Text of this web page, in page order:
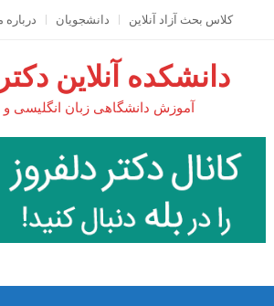
کلاس بحث آزاد آنلاين دانشجویان درباره
دانشکده آنلاین
آموزش دانشگاهی زبان انگلیسی